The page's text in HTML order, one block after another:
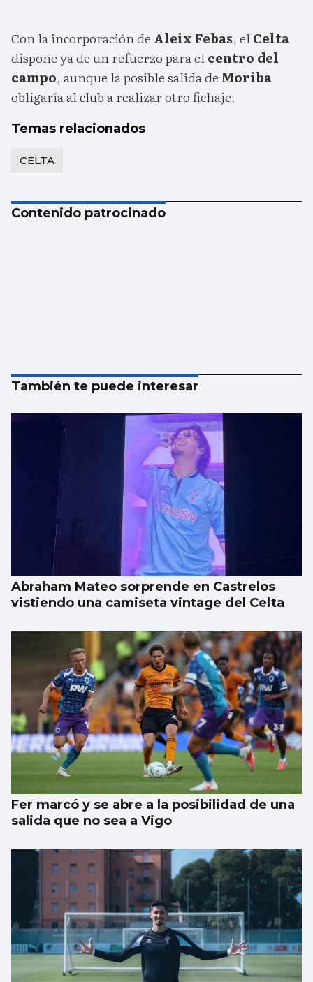
Con la incorporación de Aleix Febas, elCelta
dispone ya de un refuerzo para elcentro del
campo, aunque la posible salida de Moriba
obligaría al club a realizar otro fichaje.
Temas relacionados
CELTA
Contenido patrocinado
También te puede interesar
Abraham Mateo sorprende en Castrelos
vistiendo una camiseta vintage del Celta
Fer marcó y se abre a la posibilidad de una
salida que no sea a Vigo